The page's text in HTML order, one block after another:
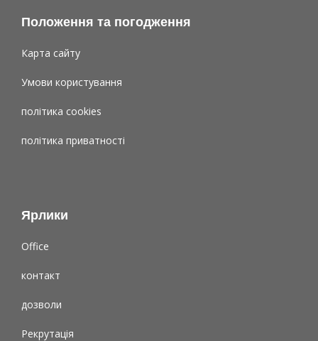
Положення та погодження
Карта сайту
Умови користування
політика cookies
політика приватності
Ярлики
Office
контакт
дозволи
Рекрутація